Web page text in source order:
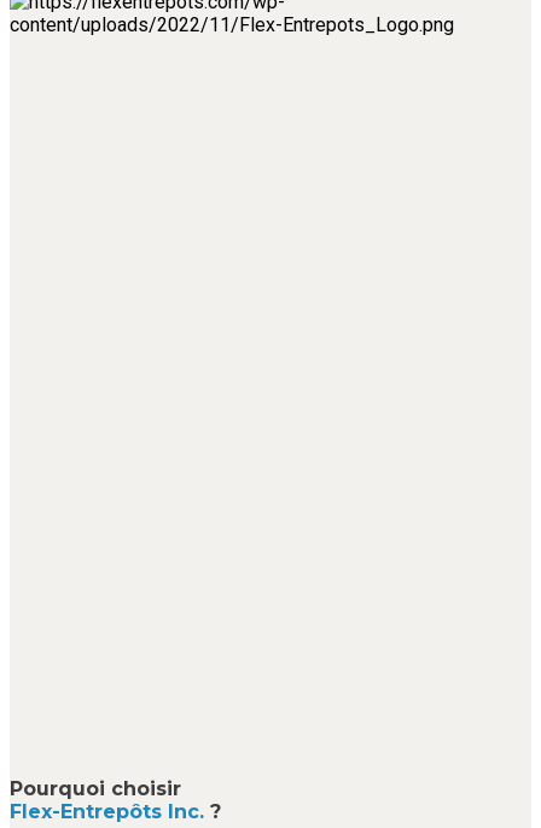
Pourquoi choisir
Flex-Entrepôts Inc. ?